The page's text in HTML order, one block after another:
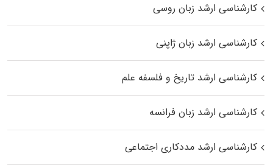
کارشناسی ارشد زبان روسی
کارشناسی ارشد زبان ژاپنی
کارشناسی ارشد تاریخ و فلسفه علم
کارشناسی ارشد زبان فرانسه
کارشناسی ارشد مددکاری اجتماعی